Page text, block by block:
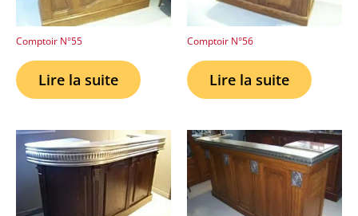
Comptoir N°55
Lire la suite
Comptoir N°56
Lire la suite